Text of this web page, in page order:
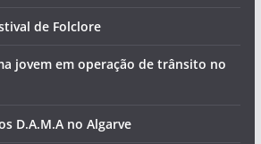
de Folclore
jovem em operação de trânsito no
D.A.M.A no Algarve